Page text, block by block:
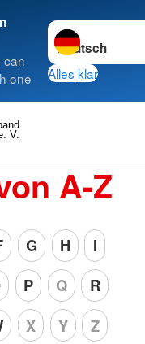
can
one
Sprache
Alles klar
V.
A-Z
G H
I
P Q
R
X Y Z